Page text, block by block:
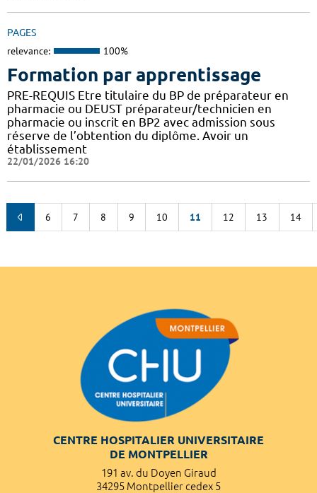
PAGES
relevance: 100%
Formation par apprentissage
PRE-REQUIS Etre titulaire du BP de préparateur en
pharmacie ou DEUST préparateur/technicien en
pharmacie ou inscrit en BP2 avec admission sous
réserve de l’obtention du diplôme. Avoir un
établissement
22/01/2026 16:20
6 7 8 9 10 11 12 13 14
CENTRE HOSPITALIER UNIVERSITAIRE
DE MONTPELLIER
191 av. du Doyen Giraud
34295 Montpellier cedex 5